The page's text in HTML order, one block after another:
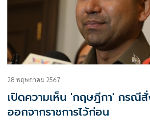
28 พฤษภาคม 2567
เปิดความเห็น 'กฤษฎีกา' กรณีสั่
ออกจากราชการไว้ก่อน